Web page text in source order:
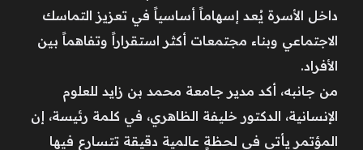
داخل الأسرة يُعد إسهاماً أساسياً في تعزيز التماسك
الاجتماعي وبناء مجتمعات أكثر استقراراً وتفاهماً بين
الأفراد.
من جانبه، أكد مدير جامعة محمد بن زايد للعلوم
الإنسانية، الدكتور خليفة الظاهري، في كلمة رئيسة، إن
المؤتمر يأتي في لحظةٍ عالمية دقيقة تتسارع فيها